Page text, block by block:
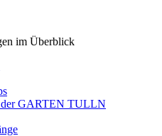
im Überblick
der GARTEN TULLN